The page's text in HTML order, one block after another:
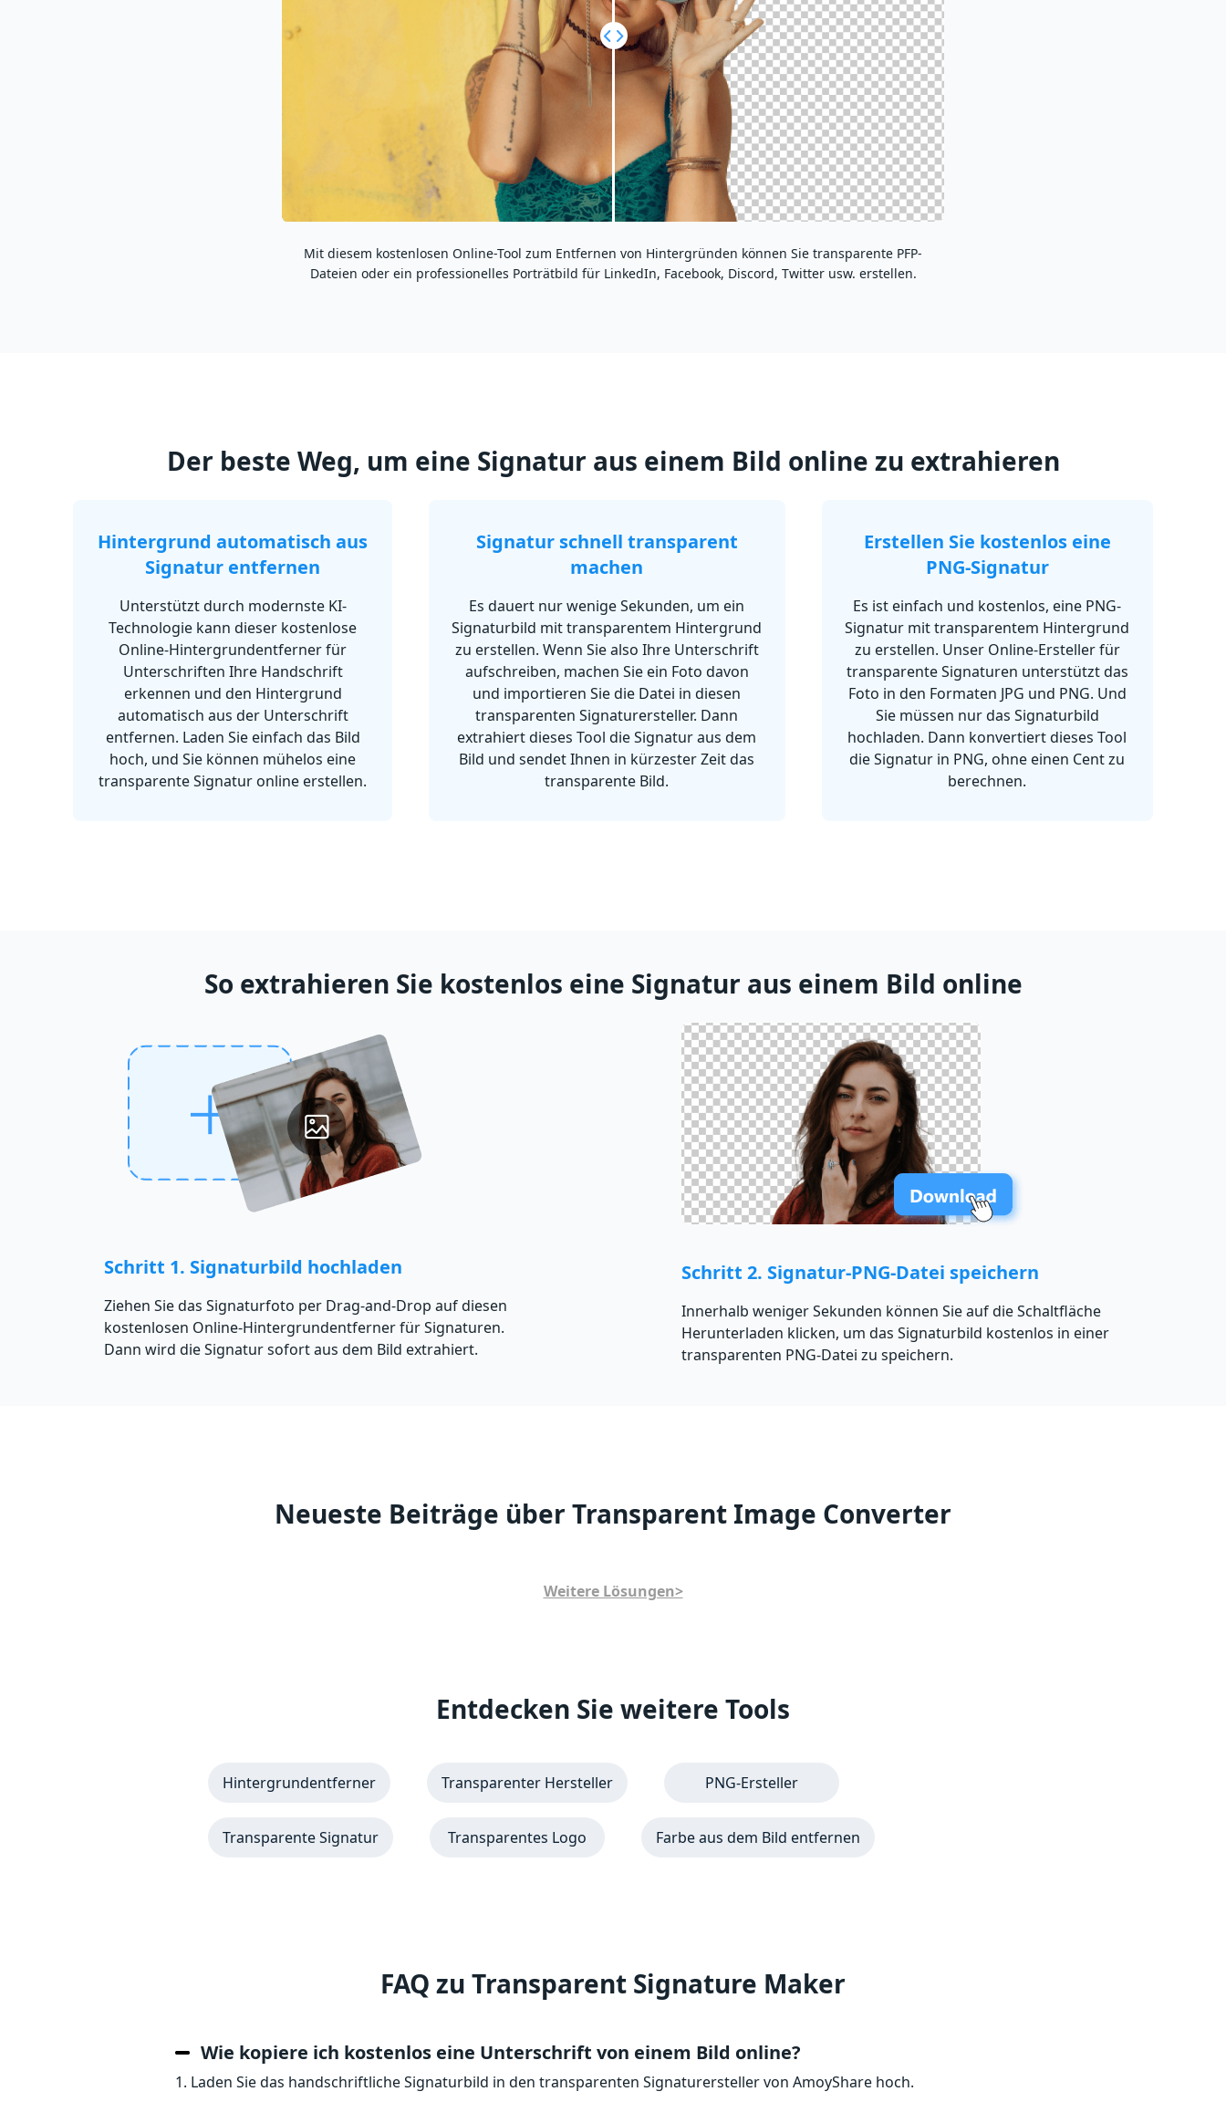
Mit diesem kostenlosen Online-Tool zum Entfernen von Hintergründen können Sie transparente PFP-
Dateien oder ein professionelles Porträtbild für LinkedIn, Facebook, Discord, Twitter usw. erstellen.
Der beste Weg, um eine Signatur aus einem Bild online zu extrahieren
Hintergrund automatisch aus
Signatur entfernen
Unterstützt durch modernste KI-
Technologie kann dieser kostenlose
Online-Hintergrundentferner für
Unterschriften Ihre Handschrift
erkennen und den Hintergrund
automatisch aus der Unterschrift
entfernen. Laden Sie einfach das Bild
hoch, und Sie können mühelos eine
transparente Signatur online erstellen.
Signatur schnell transparent
machen
Es dauert nur wenige Sekunden, um ein
Signaturbild mit transparentem Hintergrund
zu erstellen. Wenn Sie also Ihre Unterschrift
aufschreiben, machen Sie ein Foto davon
und importieren Sie die Datei in diesen
transparenten Signaturersteller. Dann
extrahiert dieses Tool die Signatur aus dem
Bild und sendet Ihnen in kürzester Zeit das
transparente Bild.
Erstellen Sie kostenlos eine
PNG-Signatur
Es ist einfach und kostenlos, eine PNG-
Signatur mit transparentem Hintergrund
zu erstellen. Unser Online-Ersteller für
transparente Signaturen unterstützt das
Foto in den Formaten JPG und PNG. Und
Sie müssen nur das Signaturbild
hochladen. Dann konvertiert dieses Tool
die Signatur in PNG, ohne einen Cent zu
berechnen.
So extrahieren Sie kostenlos eine Signatur aus einem Bild online
Schritt 1. Signaturbild hochladen
Ziehen Sie das Signaturfoto per Drag-and-Drop auf diesen
kostenlosen Online-Hintergrundentferner für Signaturen.
Dann wird die Signatur sofort aus dem Bild extrahiert.
Schritt 2. Signatur-PNG-Datei speichern
Innerhalb weniger Sekunden können Sie auf die Schaltfläche
Herunterladen klicken, um das Signaturbild kostenlos in einer
transparenten PNG-Datei zu speichern.
Neueste Beiträge über Transparent Image Converter
Weitere Lösungen>
Entdecken Sie weitere Tools
Hintergrundentferner Transparenter Hersteller PNG-Ersteller
Transparente Signatur Transparentes Logo Farbe aus dem Bild entfernen
FAQ zu Transparent Signature Maker
Wie kopiere ich kostenlos eine Unterschrift von einem Bild online?
1. Laden Sie das handschriftliche Signaturbild in den transparenten Signaturersteller von AmoyShare hoch.